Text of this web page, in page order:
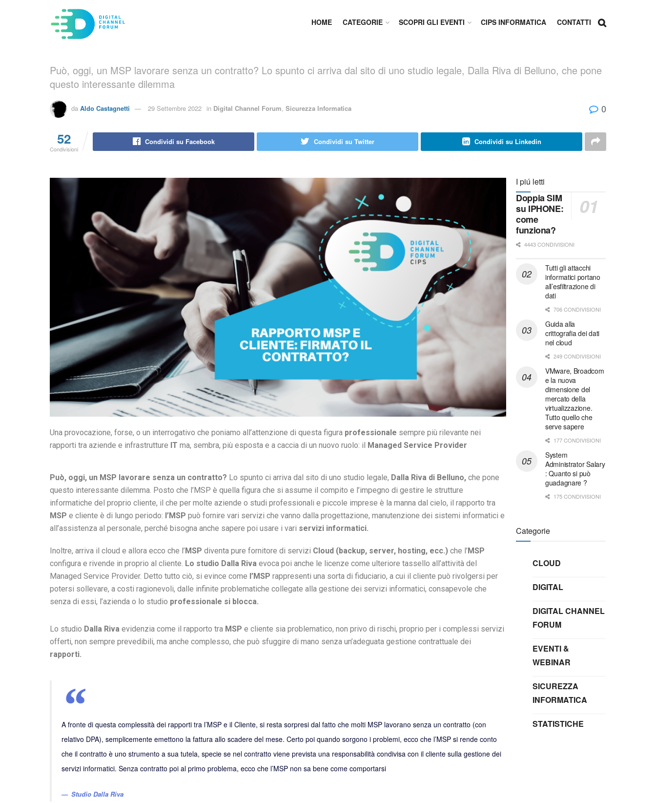
HOME CATEGORIE SCOPRI GLI EVENTI CIPS INFORMATICA CONTATTI
Può, oggi, un MSP lavorare senza un contratto? Lo spunto ci arriva dal sito di uno studio legale, Dalla Riva di Belluno, che pone
questo interessante dilemma
da Aldo Castagnetti 29 Settembre 2022 in Digital Channel Forum, Sicurezza Informatica 0
52
Condivisioni
Condividi su Facebook Condividi su Twitter Condividi su Linkedin
Una provocazione, forse, o un interrogativo che poniamo all’attenzione di questa figura professionale sempre più rilevante nei
rapporti tra aziende e infrastrutture IT ma, sembra, più esposta e a caccia di un nuovo ruolo: il Managed Service Provider
Può, oggi, un MSP lavorare senza un contratto? Lo spunto ci arriva dal sito di uno studio legale, Dalla Riva di Belluno, che pone
questo interessante dilemma. Posto che l’MSP è quella figura che si assume il compito e l’impegno di gestire le strutture
informatiche del proprio cliente, il che per molte aziende o studi professionali e piccole imprese è la manna dal cielo, il rapporto tra
MSP e cliente è di lungo periodo: l’MSP può fornire vari servizi che vanno dalla progettazione, manutenzione dei sistemi informatici e
all’assistenza al personale, perché bisogna anche sapere poi usare i vari servizi informatici.
Inoltre, arriva il cloud e allora ecco che l’ MSP diventa pure fornitore di servizi Cloud (backup, server, hosting, ecc.) che l’ MSP
configura e rivende in proprio al cliente. Lo studio Dalla Riva evoca poi anche le licenze come ulteriore tassello all’attività del
Managed Service Provider. Detto tutto ciò, si evince come l’MSP rappresenti una sorta di fiduciario, a cui il cliente può rivolgersi per
potersi sollevare, a costi ragionevoli, dalle infinite problematiche collegate alla gestione dei servizi informatici, consapevole che
senza di essi, l’azienda o lo studio professionale si blocca.
Lo studio Dalla Riva evidenzia come il rapporto tra MSP e cliente sia problematico, non privo di rischi, proprio per i complessi servizi
offerti, non sempre prevedibili, ma anche complesso, che può sfuggire di mano senza un’adeguata gestione contrattuale dei
rapporti.
A fronte di questa complessità dei rapporti tra l’MSP e il Cliente, si resta sorpresi dal fatto che molti MSP lavorano senza un contratto (con
relativo DPA), semplicemente emettono la fattura allo scadere del mese. Certo poi quando sorgono i problemi, ecco che l’MSP si rende conto
che il contratto è uno strumento a sua tutela, specie se nel contratto viene prevista una responsabilità condivisa con il cliente sulla gestione dei
servizi informatici. Senza contratto poi al primo problema, ecco che l’MSP non sa bene come comportarsi
Studio Dalla Riva
I piú letti
Doppia SIM
su IPHONE:
come
funziona?
4443 CONDIVISIONI
Tutti gli attacchi
informatici portano
all’esfiltrazione di
dati
706 CONDIVISIONI
Guida alla
crittografia dei dati
nel cloud
249 CONDIVISIONI
VMware, Broadcom
e la nuova
dimensione del
mercato della
virtualizzazione.
Tutto quello che
serve sapere
177 CONDIVISIONI
System
Administrator Salary
: Quanto si può
guadagnare ?
175 CONDIVISIONI
Categorie
CLOUD
DIGITAL
DIGITAL CHANNEL
FORUM
EVENTI &
WEBINAR
SICUREZZA
INFORMATICA
STATISTICHE